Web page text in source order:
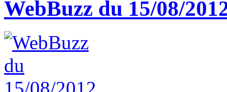
WebBuzz du 15/08/